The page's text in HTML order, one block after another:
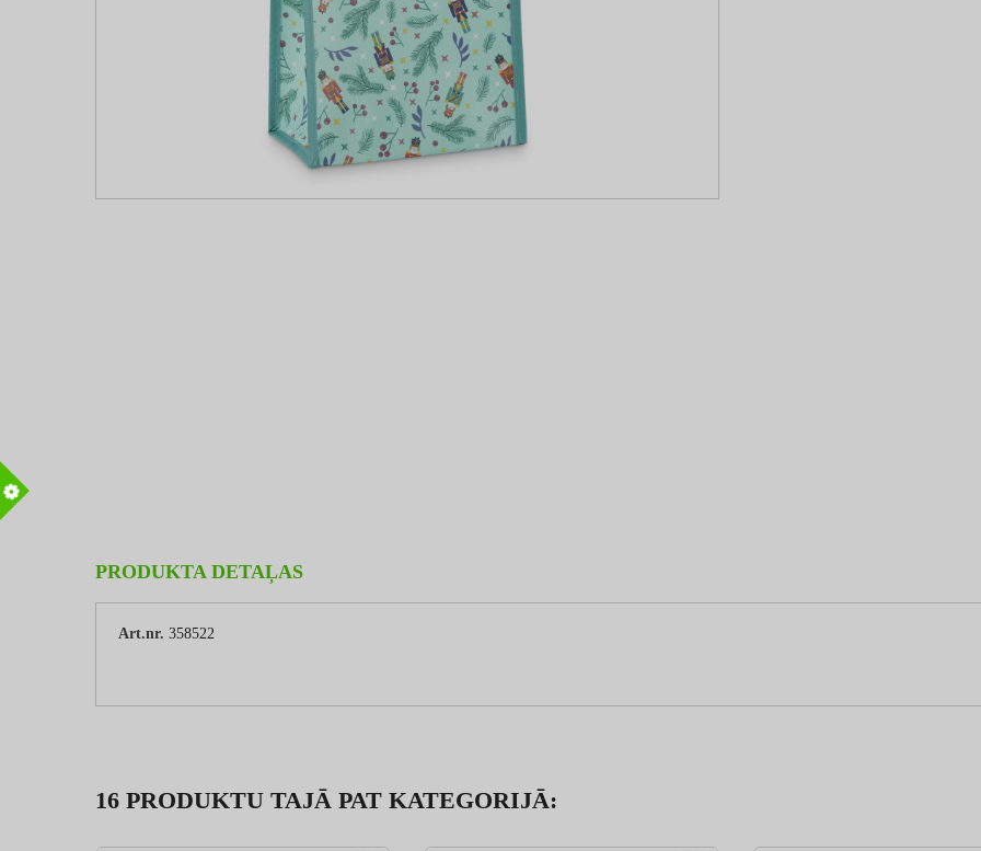
PRODUKTA DETAĻAS
Art.nr. 358522
16 PRODUKTU TAJĀ PAT KATEGORIJĀ: